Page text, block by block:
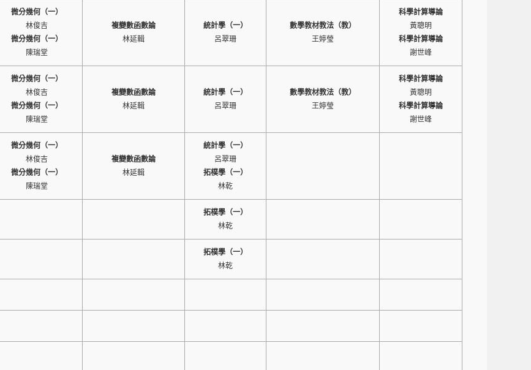
微分幾何（一）
林俊吉
微分幾何（一）
陳瑞堂
複變數函數論
林延輯
統計學（一）
呂翠珊
數學教材教法（教）
王婷瑩
科學計算導論
黃聰明
科學計算導論
謝世峰
微分幾何（一）
林俊吉
微分幾何（一）
陳瑞堂
複變數函數論
林延輯
統計學（一）
呂翠珊
數學教材教法（教）
王婷瑩
科學計算導論
黃聰明
科學計算導論
謝世峰
微分幾何（一）
林俊吉
微分幾何（一）
陳瑞堂
複變數函數論
林延輯
統計學（一）
呂翠珊
拓樸學（一）
林乾
拓樸學（一）
林乾
拓樸學（一）
林乾